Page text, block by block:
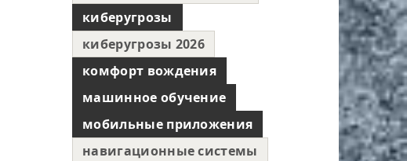
киберугрозы
киберугрозы 2026
комфорт вождения
машинное обучение
мобильные приложения
навигационные системы